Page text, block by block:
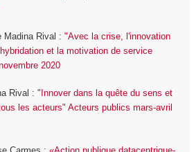
Madina Rival : "Avec la crise, l'innovation
et la motivation de service
2020
Rival : " Innover dans la quête du sens et
les acteurs" Acteurs publics mars-avril